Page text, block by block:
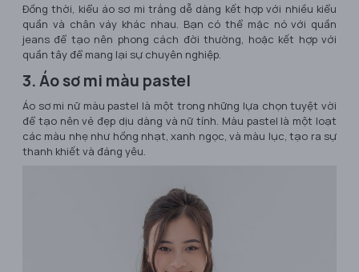
Đồng thời, kiểu áo sơ mi trắng dễ dàng kết hợp với nhiều kiểu
quần và chân váy khác nhau. Bạn có thể mặc nó với quần
jeans để tạo nên phong cách đời thường, hoặc kết hợp với
quần tây để mang lại sự chuyên nghiệp.
3. Áo sơ mi màu pastel
Áo sơ mi nữ màu pastel là một trong những lựa chọn tuyệt vời
để tạo nên vẻ đẹp dịu dàng và nữ tính. Màu pastel là một loạt
các màu nhẹ như hồng nhạt, xanh ngọc, và màu lục, tạo ra sự
thanh khiết và đáng yêu.